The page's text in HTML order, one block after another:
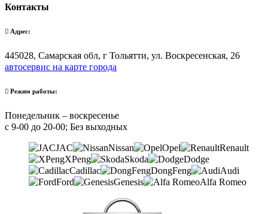
Контакты
Адрес:
445028, Самарская обл, г Тольятти, ул. Воскресенская, 26
автосервис на карте города
Режим работы:
Понедельник – воскресенье
с 9-00 до 20-00; Без выходных
JAC Nissan Opel
Renault
XPeng
Skoda
Dodge
Cadillac
DongFeng
Audi
Ford
Genesis Alfa Romeo